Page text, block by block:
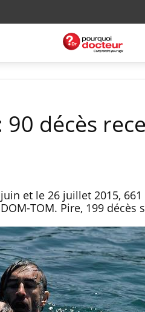
90 décès
et le 26 juillet 2015,
TOM. Pire, 199 décès